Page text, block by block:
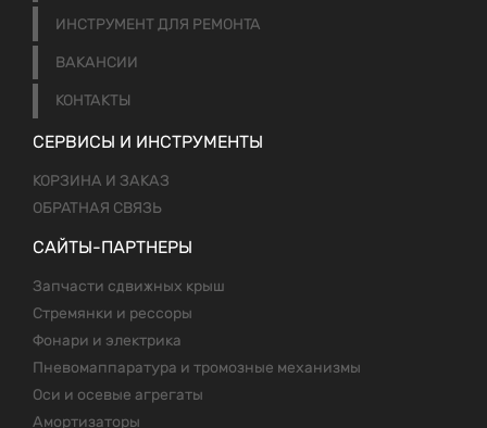
ИНСТРУМЕНТ ДЛЯ РЕМОНТА
ВАКАНСИИ
КОНТАКТЫ
СЕРВИСЫ И ИНСТРУМЕНТЫ
КОРЗИНА И ЗАКАЗ
ОБРАТНАЯ СВЯЗЬ
САЙТЫ-ПАРТНЕРЫ
Запчасти сдвижных крыш
Стремянки и рессоры
Фонари и электрика
Пневомаппаратура и тромозные механизмы
Оси и осевые агрегаты
Амортизаторы